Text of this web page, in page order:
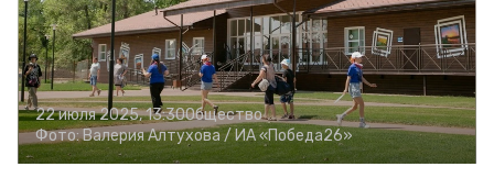
22 июля 2025, 13:30Общество
Фото:Валерия Алтухова / ИА «Победа26»